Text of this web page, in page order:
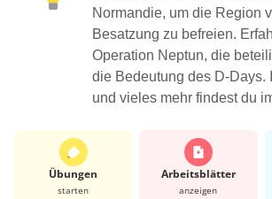
Normandie, um die Region
Besatzung zu befreien.
Operation Neptun, die
die Bedeutung des D-Days.
und vieles mehr findest du
Übungen
starten
Arbeits­blätter
anzeigen